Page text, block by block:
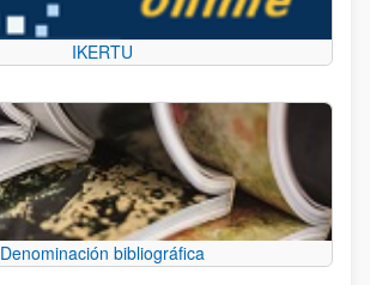
IKERTU
Denominación bibliográfica